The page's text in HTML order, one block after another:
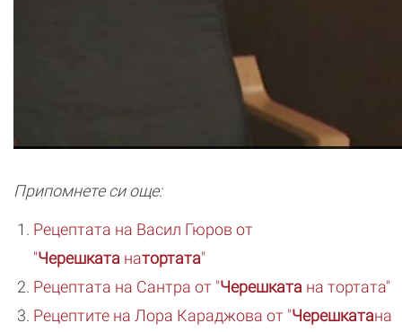
Припомнете си още:
Рецептата на Васил Гюров от
"Черешката натортата"
Рецептата на Сантра от "Черешката на тортата"
Рецептите на Лора Караджова от "Черешкатана